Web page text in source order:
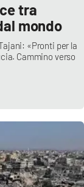
tra
mondo
«Pronti per la
Cammino verso